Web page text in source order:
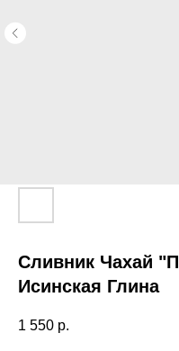
Сливник Чахай
Исинская Глина
1 550 р.